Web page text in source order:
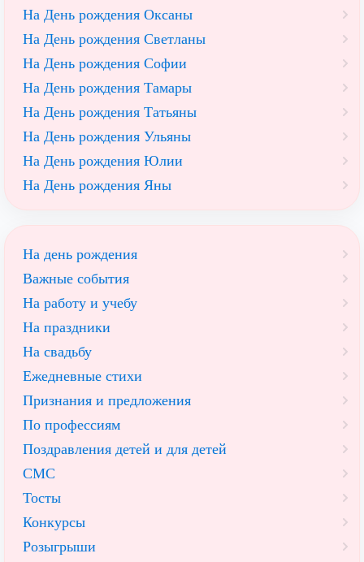
На День рождения Оксаны
На День рождения Светланы
На День рождения Софии
На День рождения Тамары
На День рождения Татьяны
На День рождения Ульяны
На День рождения Юлии
На День рождения Яны
На день рождения
Важные события
На работу и учебу
На праздники
На свадьбу
Ежедневные стихи
Признания и предложения
По профессиям
Поздравления детей и для детей
СМС
Тосты
Конкурсы
Розыгрыши